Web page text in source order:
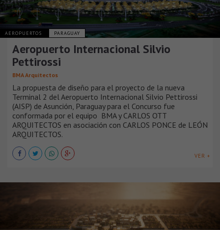
AEROPUERTOS PARAGUAY
Aeropuerto Internacional Silvio
Pettirossi
BMA Arquitectos
La propuesta de diseño para el proyecto de la nueva
Terminal 2 del Aeropuerto Internacional Silvio Pettirossi
(AISP) de Asunción, Paraguay para el Concurso fue
conformada por el equipo BMA y CARLOS OTT
ARQUITECTOS en asociación con CARLOS PONCE de LEÓN
ARQUITECTOS.
VER +